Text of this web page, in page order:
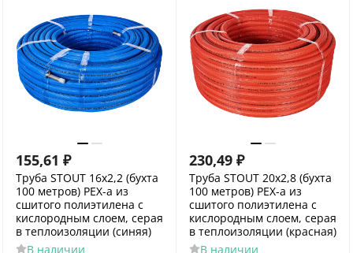
155,61 ₽
Труба STOUT 16х2,2 (бухта
100 метров) PEX-a из
сшитого полиэтилена с
кислородным слоем, серая
в теплоизоляции (синяя)
В наличии
230,49 ₽
Труба STOUT 20х2,8 (бухта
100 метров) PEX-a из
сшитого полиэтилена с
кислородным слоем, серая
в теплоизоляции (красная)
В наличии